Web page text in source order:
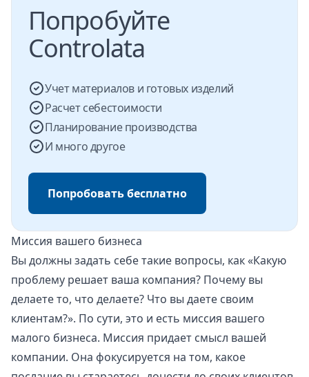
Попробуйте
Controlata
Учет материалов и готовых изделий
Расчет себестоимости
Планирование производства
И много другое
Попробовать бесплатно
Миссия вашего бизнеса
Вы должны задать себе такие вопросы, как «Какую
проблему решает ваша компания? Почему вы
делаете то, что делаете? Что вы даете своим
клиентам?». По сути, это и есть миссия вашего
малого бизнеса. Миссия придает смысл вашей
компании. Она фокусируется на том, какое